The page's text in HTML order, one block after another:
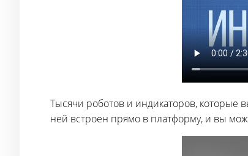
Тысячи роботов и индикаторов, которые
ней встроен прямо в платформу, и вы